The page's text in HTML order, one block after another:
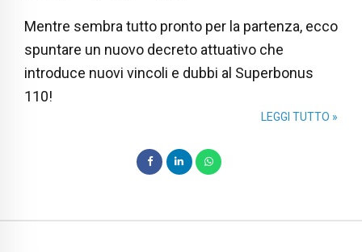
Mentre sembra tutto pronto per la partenza, ecco
spuntare un nuovo decreto attuativo che
introduce nuovi vincoli e dubbi al Superbonus
110!
LEGGI TUTTO »